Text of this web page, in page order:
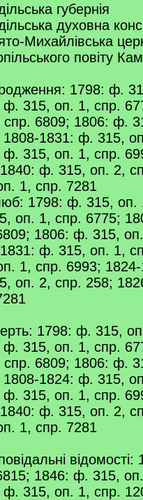
губернія
духовна
Михайлівська
повіту
1798: ф.
ф. 315, оп. 1, спр.
спр. 6809; 1806: ф.
1808-1831: ф. 315,
ф. 315, оп. 1, спр.
ф. 315, оп. 2,
1, спр. 7281
1798: ф. 315, оп.
оп. 1, спр. 6775;
1806: ф. 315,
ф. 315, оп. 1,
1, спр. 6993;
оп. 2, спр. 258;
1798: ф. 315,
ф. 315, оп. 1, спр.
спр. 6809; 1806: ф.
1808-1824: ф. 315,
ф. 315, оп. 1, спр.
ф. 315, оп. 2,
1, спр. 7281
1846: ф. 315,
ф. 315, оп. 1, спр.